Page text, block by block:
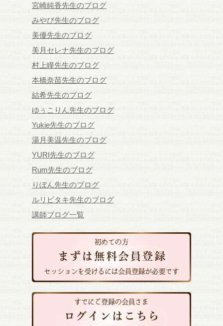
宮崎純香先生のブログ
みやび先生のブログ
美優先生のブログ
美月セレナ先生のブログ
村上瞳先生のブログ
本橋奈苗先生のブログ
結希先生のブログ
ゆぅこりん先生のブログ
Yukie先生のブログ
湯月美温先生のブログ
YURI先生のブログ
Rum先生のブログ
りぼん先生のブログ
ルリビタキ先生のブログ
講師ブログ一覧